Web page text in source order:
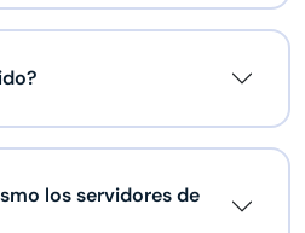
los servidores de